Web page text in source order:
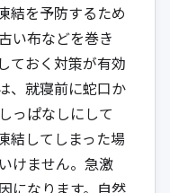
結を予防するため
い布などを巻き
ておく対策が有効
、就寝前に蛇口か
っぱなしにして
結してしまった場
けません。急激
になります。自然